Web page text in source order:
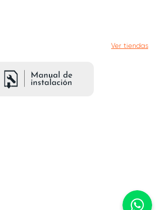
Ver tiendas